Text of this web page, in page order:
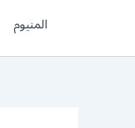
المنيوم